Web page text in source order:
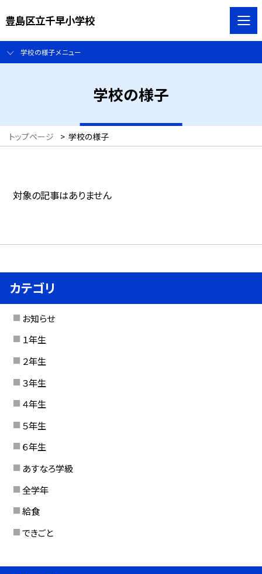
豊島区立千早小学校
学校の様子メニュー
学校の様子
トップページ > 学校の様子
対象の記事はありません
カテゴリ
お知らせ
１年生
２年生
３年生
４年生
５年生
６年生
あすなろ学級
全学年
給食
できごと